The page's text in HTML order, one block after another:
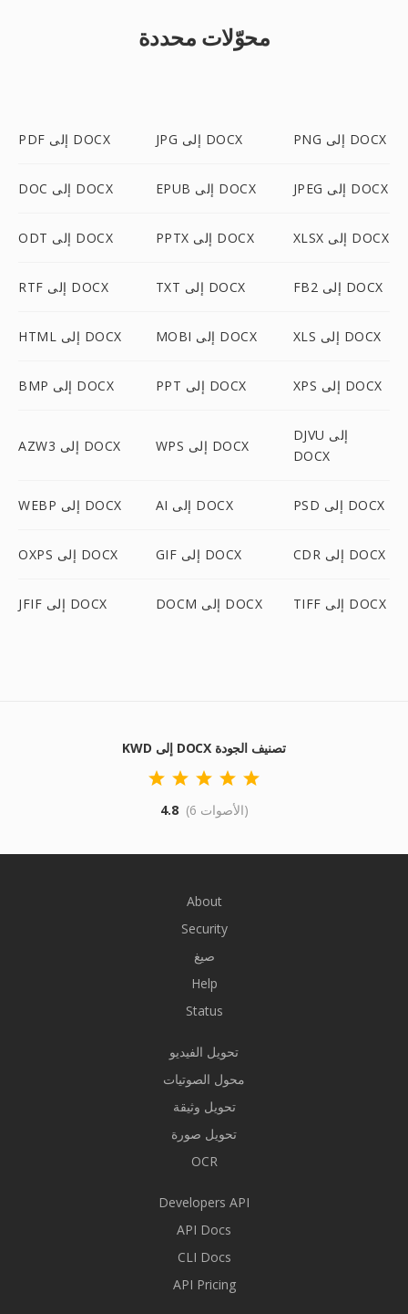
محوّلات محددة
PDF إلى DOCX JPG إلى DOCX PNG إلى DOCX
DOC إلى DOCX EPUB إلى DOCX JPEG إلى DOCX
ODT إلى DOCX PPTX إلى DOCX XLSX إلى DOCX
RTF إلى DOCX TXT إلى DOCX FB2 إلى DOCX
HTML إلى DOCX MOBI إلى DOCX XLS إلى DOCX
BMP إلى DOCX PPT إلى DOCX XPS إلى DOCX
AZW3 إلى DOCX WPS إلى DOCX
DJVU إلى
DOCX
WEBP إلى DOCX AI إلى DOCX PSD إلى DOCX
OXPS إلى DOCX GIF إلى DOCX CDR إلى DOCX
JFIF إلى DOCX DOCM إلى DOCX TIFF إلى DOCX
KWD إلى DOCX تصنيف الجودة
4.8 (6 الأصوات)
About
Security
صيغ
Help
Status
تحويل الفيديو
محول الصوتيات
تحويل وثيقة
تحويل صورة
OCR
Developers API
API Docs
CLI Docs
API Pricing